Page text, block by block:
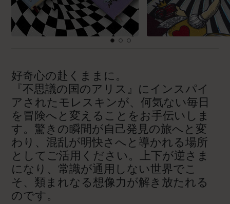
好奇心の赴くままに。
『不思議の国のアリス』にインスパイ
アされたモレスキンが、何気ない毎日
を冒険へと変えることをお手伝いしま
す。驚きの瞬間が自己発見の旅へと変
わり、混乱が明快さへと導かれる場所
としてご活用ください。上下が逆さま
になり、常識が通用しない世界でこ
そ、類まれなる想像力が解き放たれる
のです。